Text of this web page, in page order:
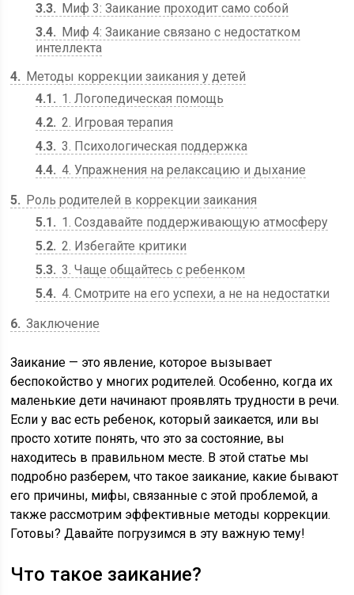
3.3
Миф 3: Заикание проходит само собой
3.4
Миф 4: Заикание связано с недостатком
интеллекта
4
Методы коррекции заикания у детей
4.1
1. Логопедическая помощь
4.2 2. Игровая терапия
4.3 3. Психологическая поддержка
4.4 4. Упражнения на релаксацию и дыхание
5
Роль родителей в коррекции заикания
5.1
1. Создавайте поддерживающую атмосферу
5.2 2. Избегайте критики
5.3 3. Чаще общайтесь с ребенком
5.4 4. Смотрите на его успехи, а не на недостатки
6 Заключение
Заикание — это явление, которое вызывает
беспокойство у многих родителей. Особенно, когда их
маленькие дети начинают проявлять трудности в речи.
Если у вас есть ребенок, который заикается, или вы
просто хотите понять, что это за состояние, вы
находитесь в правильном месте. В этой статье мы
подробно разберем, что такое заикание, какие бывают
его причины, мифы, связанные с этой проблемой, а
также рассмотрим эффективные методы коррекции.
Готовы? Давайте погрузимся в эту важную тему!
Что такое заикание?